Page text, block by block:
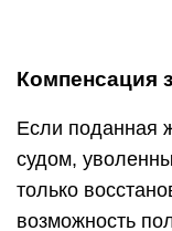
Компенсация
Если поданная
судом,
только
возможность